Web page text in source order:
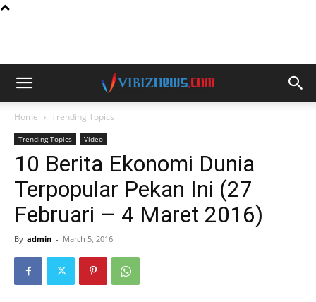
Home Trending Topics
Trending Topics Video
10 Berita Ekonomi Dunia
Terpopular Pekan Ini (27
Februari – 4 Maret 2016)
By admin - March 5, 2016